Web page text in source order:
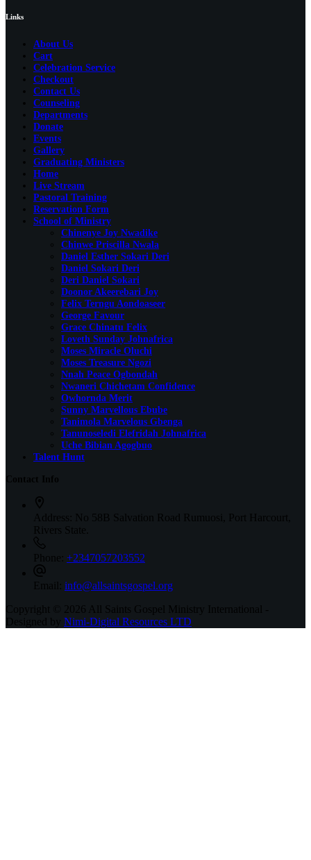
Links
About Us
Cart
Celebration Service
Checkout
Contact Us
Counseling
Departments
Donate
Events
Gallery
Graduating Ministers
Home
Live Stream
Pastoral Training
Reservation Form
School of Ministry
Chinenye Joy Nwadike
Chinwe Priscilla Nwala
Daniel Esther Sokari Deri
Daniel Sokari Deri
Deri Daniel Sokari
Doonor Akeerebari Joy
Felix Terngu Aondoaseer
George Favour
Grace Chinatu Felix
Loveth Sunday Johnafrica
Moses Miracle Oluchi
Moses Treasure Ngozi
Nnah Peace Ogbondah
Nwaneri Chichetam Confidence
Owhornda Merit
Sunny Marvellous Ebube
Tanimola Marvelous Gbenga
Tanunoseledi Elefridah Johnafrica
Uche Bibian Agogbuo
Talent Hunt
Contact Info
Address:
No 58B Salvation Road Rumuosi, Port Harcourt,
Rivers State.
Phone: +2347057203552
Email: info@allsaintsgospel.org
Copyright © 2026 All Saints Gospel Ministry International -
Designed by Nimi-Digital Resources LTD